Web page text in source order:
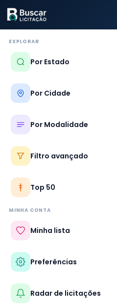
EXPLORAR
Por Estado
Por Cidade
Por Modalidade
Filtro avançado
Top 50
MINHA CONTA
Minha lista
Preferências
Radar de licitações